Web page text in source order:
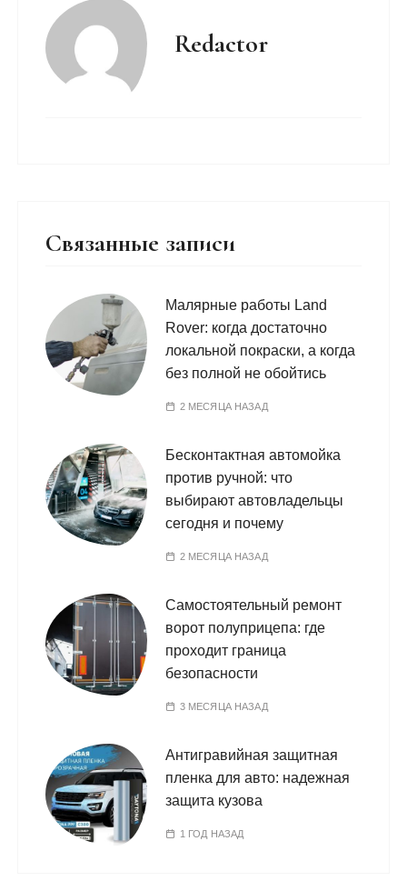
Redactor
Связанные записи
Малярные работы Land
Rover: когда достаточно
локальной покраски, а когда
без полной не обойтись
2 МЕСЯЦА НАЗАД
Бесконтактная автомойка
против ручной: что
выбирают автовладельцы
сегодня и почему
2 МЕСЯЦА НАЗАД
Самостоятельный ремонт
ворот полуприцепа: где
проходит граница
безопасности
3 МЕСЯЦА НАЗАД
Антигравийная защитная
пленка для авто: надежная
защита кузова
1 ГОД НАЗАД